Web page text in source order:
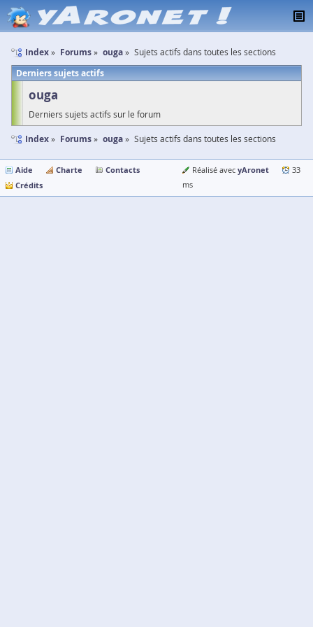
Index Forums ouga Sujets actifs dans toutes les sections
Derniers sujets actifs
ouga
Derniers sujets actifs sur le forum
Index Forums ouga Sujets actifs dans toutes les sections
Aide Charte
Contacts
Crédits
Réalisé avec yAronet
33
ms